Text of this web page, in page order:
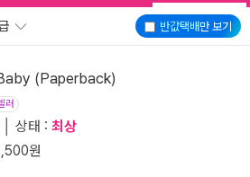
반값택배만 보기
(Paperback)
러
상태 : 최상
원